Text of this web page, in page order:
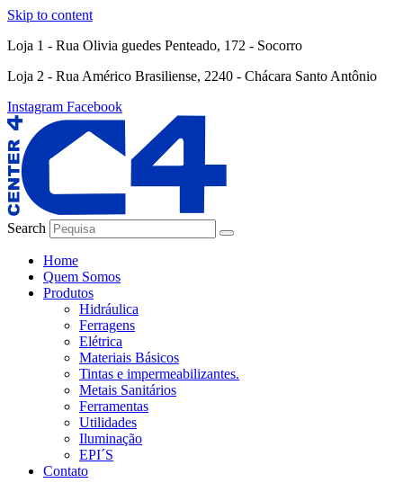
Skip to content
Loja 1 - Rua Olivia guedes Penteado, 172 - Socorro
Loja 2 - Rua Américo Brasiliense, 2240 - Chácara Santo Antônio
Instagram Facebook
Search
Home
Quem Somos
Produtos
Hidráulica
Ferragens
Elétrica
Materiais Básicos
Tintas e impermeabilizantes.
Metais Sanitários
Ferramentas
Utilidades
Iluminação
EPI´S
Contato